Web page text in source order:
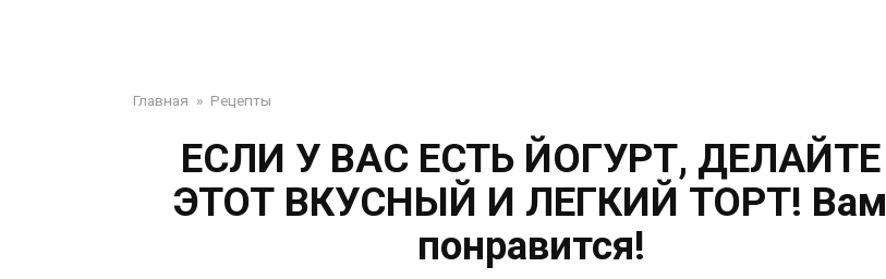
Главная » Рецепты
ЕСЛИ У ВАС ЕСТЬ ЙОГУРТ, ДЕЛАЙТЕ
ЭТОТ ВКУСНЫЙ И ЛЕГКИЙ ТОРТ! Вам
понравится!